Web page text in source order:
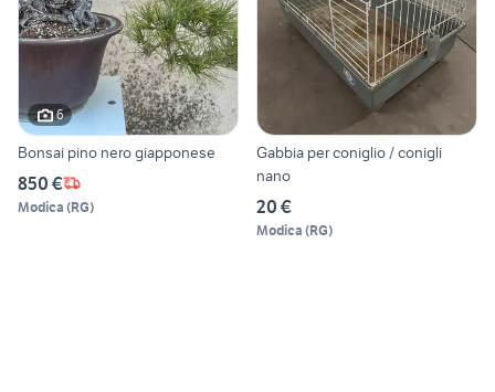
6
Bonsai pino nero giapponese
850 €
Modica (RG)
Gabbia per coniglio / conigli
nano
20 €
Modica (RG)